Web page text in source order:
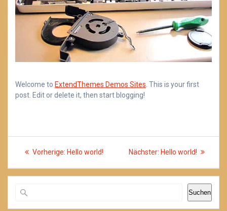
Welcome to ExtendThemes Demos Sites. This is your first
post. Edit or delete it, then start blogging!
Beitragsnavigation
Vorherige: Vorheriger
Hello world! Nächster: Nächster
Hello world!
Suchen